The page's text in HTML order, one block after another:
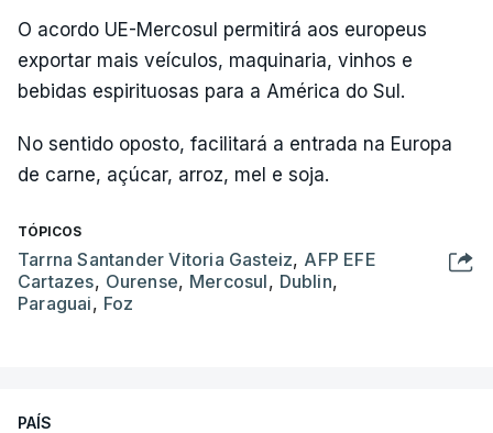
O acordo UE-Mercosul permitirá aos europeus
exportar mais veículos, maquinaria, vinhos e
bebidas espirituosas para a América do Sul.
No sentido oposto, facilitará a entrada na Europa
de carne, açúcar, arroz, mel e soja.
TÓPICOS
Tarrna Santander Vitoria Gasteiz, AFP EFE
Cartazes, Ourense, Mercosul, Dublin,
Paraguai, Foz
PAÍS